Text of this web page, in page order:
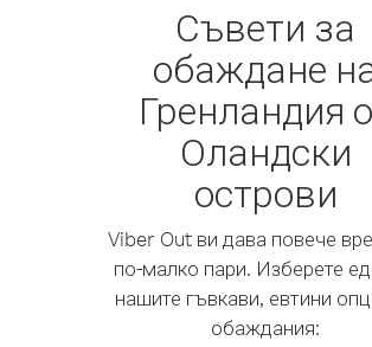
Съвети за
обаждане
Гренландия
Оландски
острови
Viber Out ви дава повече
по-малко пари. Изберете
нашите гъвкави, евтини
обаждания: